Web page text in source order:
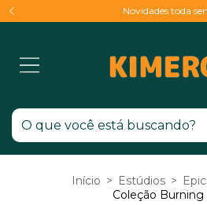
Novidades toda
Início > Estúdios >
Coleção Burning